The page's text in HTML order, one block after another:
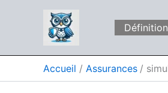
Accueil Assurances